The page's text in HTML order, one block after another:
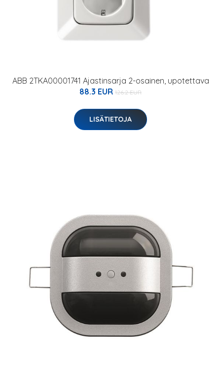
ABB 2TKA00001741 Ajastinsarja 2-osainen, upotettava
88.3 EUR 126.2 EUR
LISÄTIETOJA